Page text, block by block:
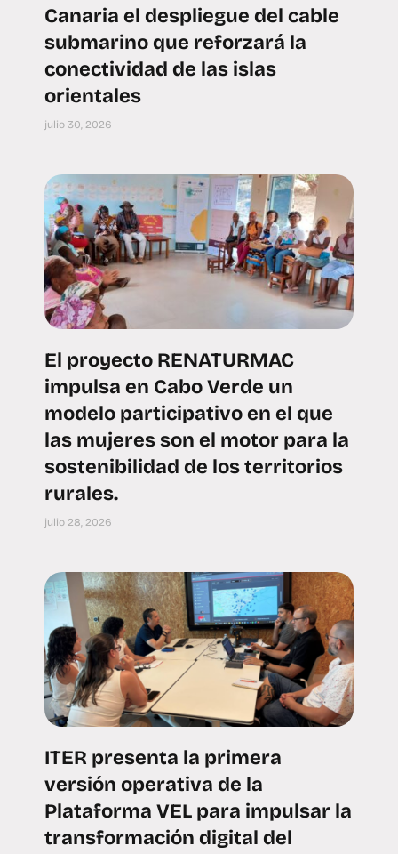
Canaria el despliegue del cable
submarino que reforzará la
conectividad de las islas
orientales
julio 30, 2026
El proyecto RENATURMAC
impulsa en Cabo Verde un
modelo participativo en el que
las mujeres son el motor para la
sostenibilidad de los territorios
rurales.
julio 28, 2026
ITER presenta la primera
versión operativa de la
Plataforma VEL para impulsar la
transformación digital del